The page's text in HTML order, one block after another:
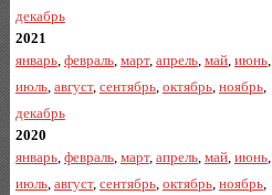
декабрь
2021
январь, февраль, март, апрель, май, июнь,
июль, август, сентябрь, октябрь, ноябрь,
декабрь
2020
январь, февраль, март, апрель, май, июнь,
июль, август, сентябрь, октябрь, ноябрь,